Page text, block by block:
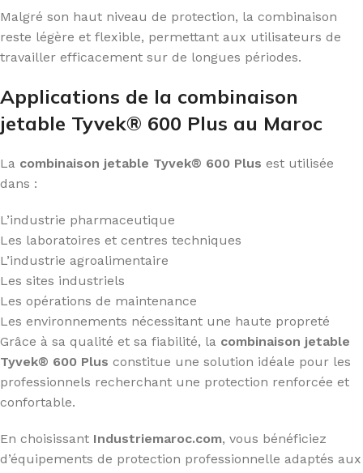
Malgré son haut niveau de protection, la combinaison
reste légère et flexible, permettant aux utilisateurs de
travailler efficacement sur de longues périodes.
Applications de la combinaison
jetable Tyvek® 600 Plus au Maroc
La combinaison jetable Tyvek® 600 Plus est utilisée
dans :
L’industrie pharmaceutique
Les laboratoires et centres techniques
L’industrie agroalimentaire
Les sites industriels
Les opérations de maintenance
Les environnements nécessitant une haute propreté
Grâce à sa qualité et sa fiabilité, la combinaison jetable
Tyvek® 600 Plus constitue une solution idéale pour les
professionnels recherchant une protection renforcée et
confortable.
En choisissant Industriemaroc.com, vous bénéficiez
d’équipements de protection professionnelle adaptés aux